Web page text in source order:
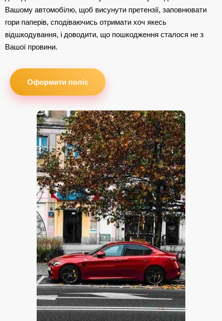
Вашому автомобілю, щоб висунути претензії, заповнювати
гори паперів, сподіваючись отримати хоч якесь
відшкодування, і доводити, що пошкодження сталося не з
Вашої провини.
Оформити поліс